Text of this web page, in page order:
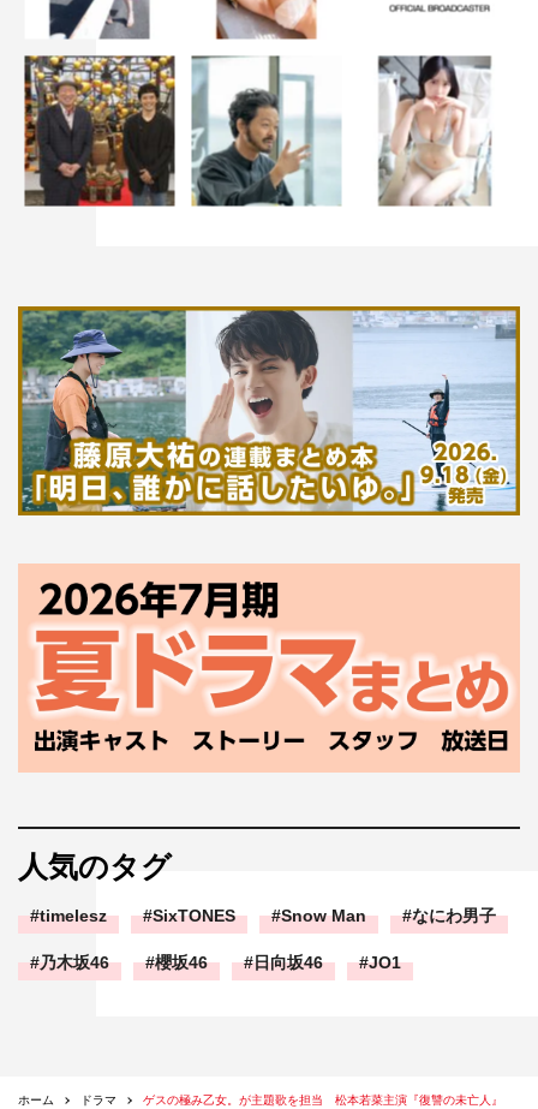
人気のタグ
timelesz SixTONES Snow Man なにわ男子
乃木坂46 櫻坂46 日向坂46 JO1
ホーム ドラマ ゲスの極み乙女。が主題歌を担当 松本若菜主演『復讐の未亡人』